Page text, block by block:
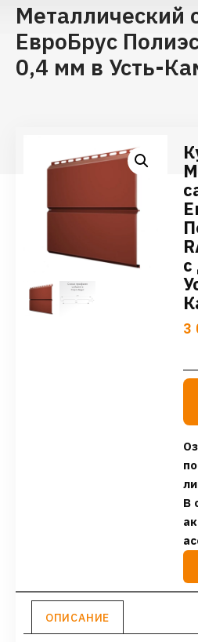
Металлический
ЕвроБрус
0,4 мм в Усть-
с
3
В
ОПИСАНИЕ